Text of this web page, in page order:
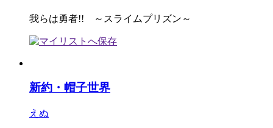
我らは勇者!! ～スライムプリズン～
新約・帽子世界
えぬ